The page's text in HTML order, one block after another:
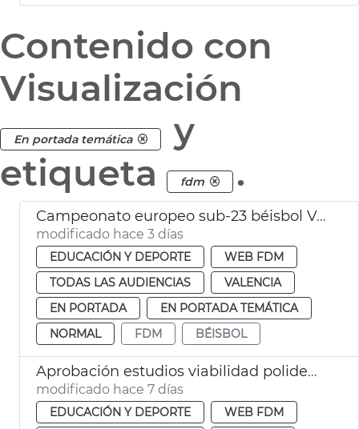
Contenido con
Visualización
En portada temática
y
etiqueta
fdm .
Campeonato europeo sub-23 béisbol València
modificado hace 3 días
EDUCACIÓN Y DEPORTE
WEB FDM
TODAS LAS AUDIENCIAS
VALENCIA
EN PORTADA
EN PORTADA TEMÁTICA
NORMAL
FDM BÉISBOL
Aprobación estudios viabilidad polideportivos San Isidro Marxalenes
modificado hace 7 días
EDUCACIÓN Y DEPORTE
WEB FDM